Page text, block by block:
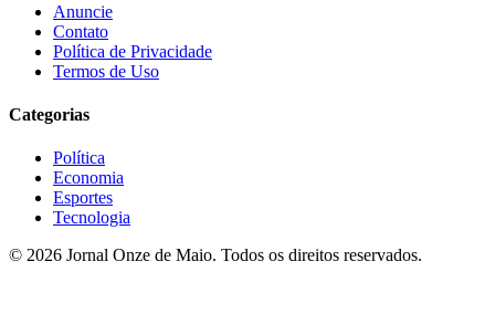
Anuncie
Contato
Política de Privacidade
Termos de Uso
Categorias
Política
Economia
Esportes
Tecnologia
© 2026 Jornal Onze de Maio. Todos os direitos reservados.